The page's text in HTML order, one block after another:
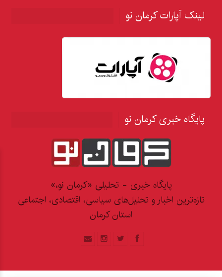
لینک آپارات کرمان نو
پایگاه خبری کرمان نو
پایگاه خبری - تحلیلی «کرمان نو،»
تازه‌ترین اخبار و تحلیل‌های سیاسی، اقتصادی، اجتماعی
استان کرمان